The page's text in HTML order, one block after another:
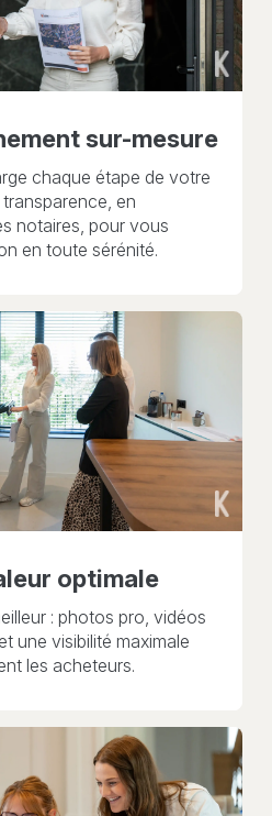
sur-mesure
chaque étape de votre
en
notaires, pour vous
en toute sérénité.
optimale
: photos pro, vidéos
une visibilité maximale
les acheteurs.